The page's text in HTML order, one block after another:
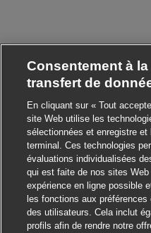
Consentement à
transfert de
En cliquant sur « Tout
site Web utilise les
sélectionnées et enregistre
terminal. Ces technologies
évaluations individualisées
qui est faite de nos sites
expérience en ligne possible
les fonctions aux
des utilisateurs. Cela inclut
profils afin de rendre notre